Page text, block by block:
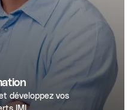
développez vos
IMI.